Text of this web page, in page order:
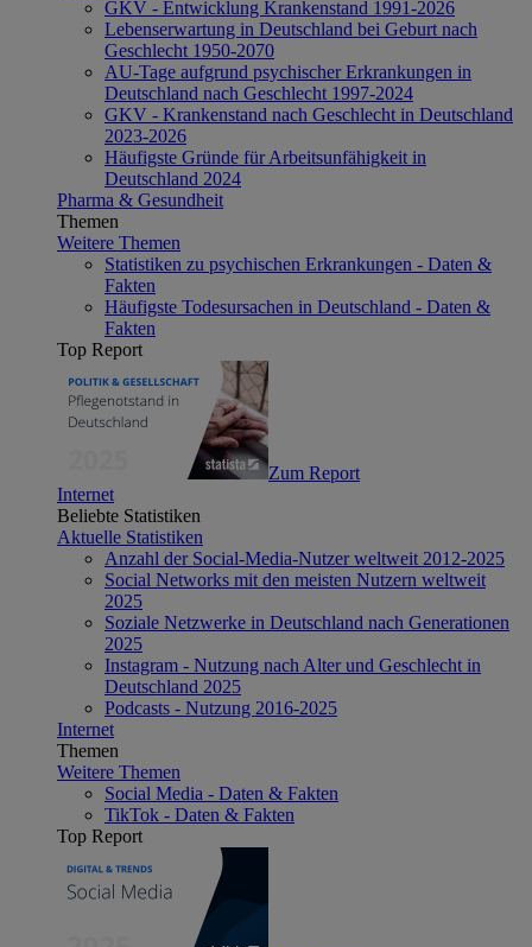
GKV - Entwicklung Krankenstand 1991-2026
Lebenserwartung in Deutschland bei Geburt nach
Geschlecht 1950-2070
AU-Tage aufgrund psychischer Erkrankungen in
Deutschland nach Geschlecht 1997-2024
GKV - Krankenstand nach Geschlecht in Deutschland
2023-2026
Häufigste Gründe für Arbeitsunfähigkeit in
Deutschland 2024
Pharma & Gesundheit
Themen
Weitere Themen
Statistiken zu psychischen Erkrankungen - Daten &
Fakten
Häufigste Todesursachen in Deutschland - Daten &
Fakten
Top Report
Zum Report
Internet
Beliebte Statistiken
Aktuelle Statistiken
Anzahl der Social-Media-Nutzer weltweit 2012-2025
Social Networks mit den meisten Nutzern weltweit
2025
Soziale Netzwerke in Deutschland nach Generationen
2025
Instagram - Nutzung nach Alter und Geschlecht in
Deutschland 2025
Podcasts - Nutzung 2016-2025
Internet
Themen
Weitere Themen
Social Media - Daten & Fakten
TikTok - Daten & Fakten
Top Report